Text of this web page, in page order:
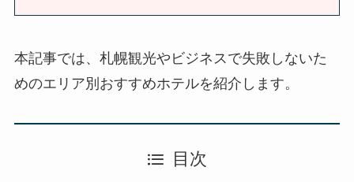
本記事では、札幌観光やビジネスで失敗しないた
めのエリア別おすすめホテルを紹介します。
目次